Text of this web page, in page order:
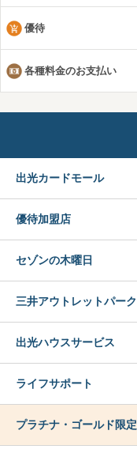
優待
各種料金のお支払い
出光カードモール
優待加盟店
セゾンの木曜日
三井アウトレットパーク
出光ハウスサービス
ライフサポート
プラチナ・ゴールド限定